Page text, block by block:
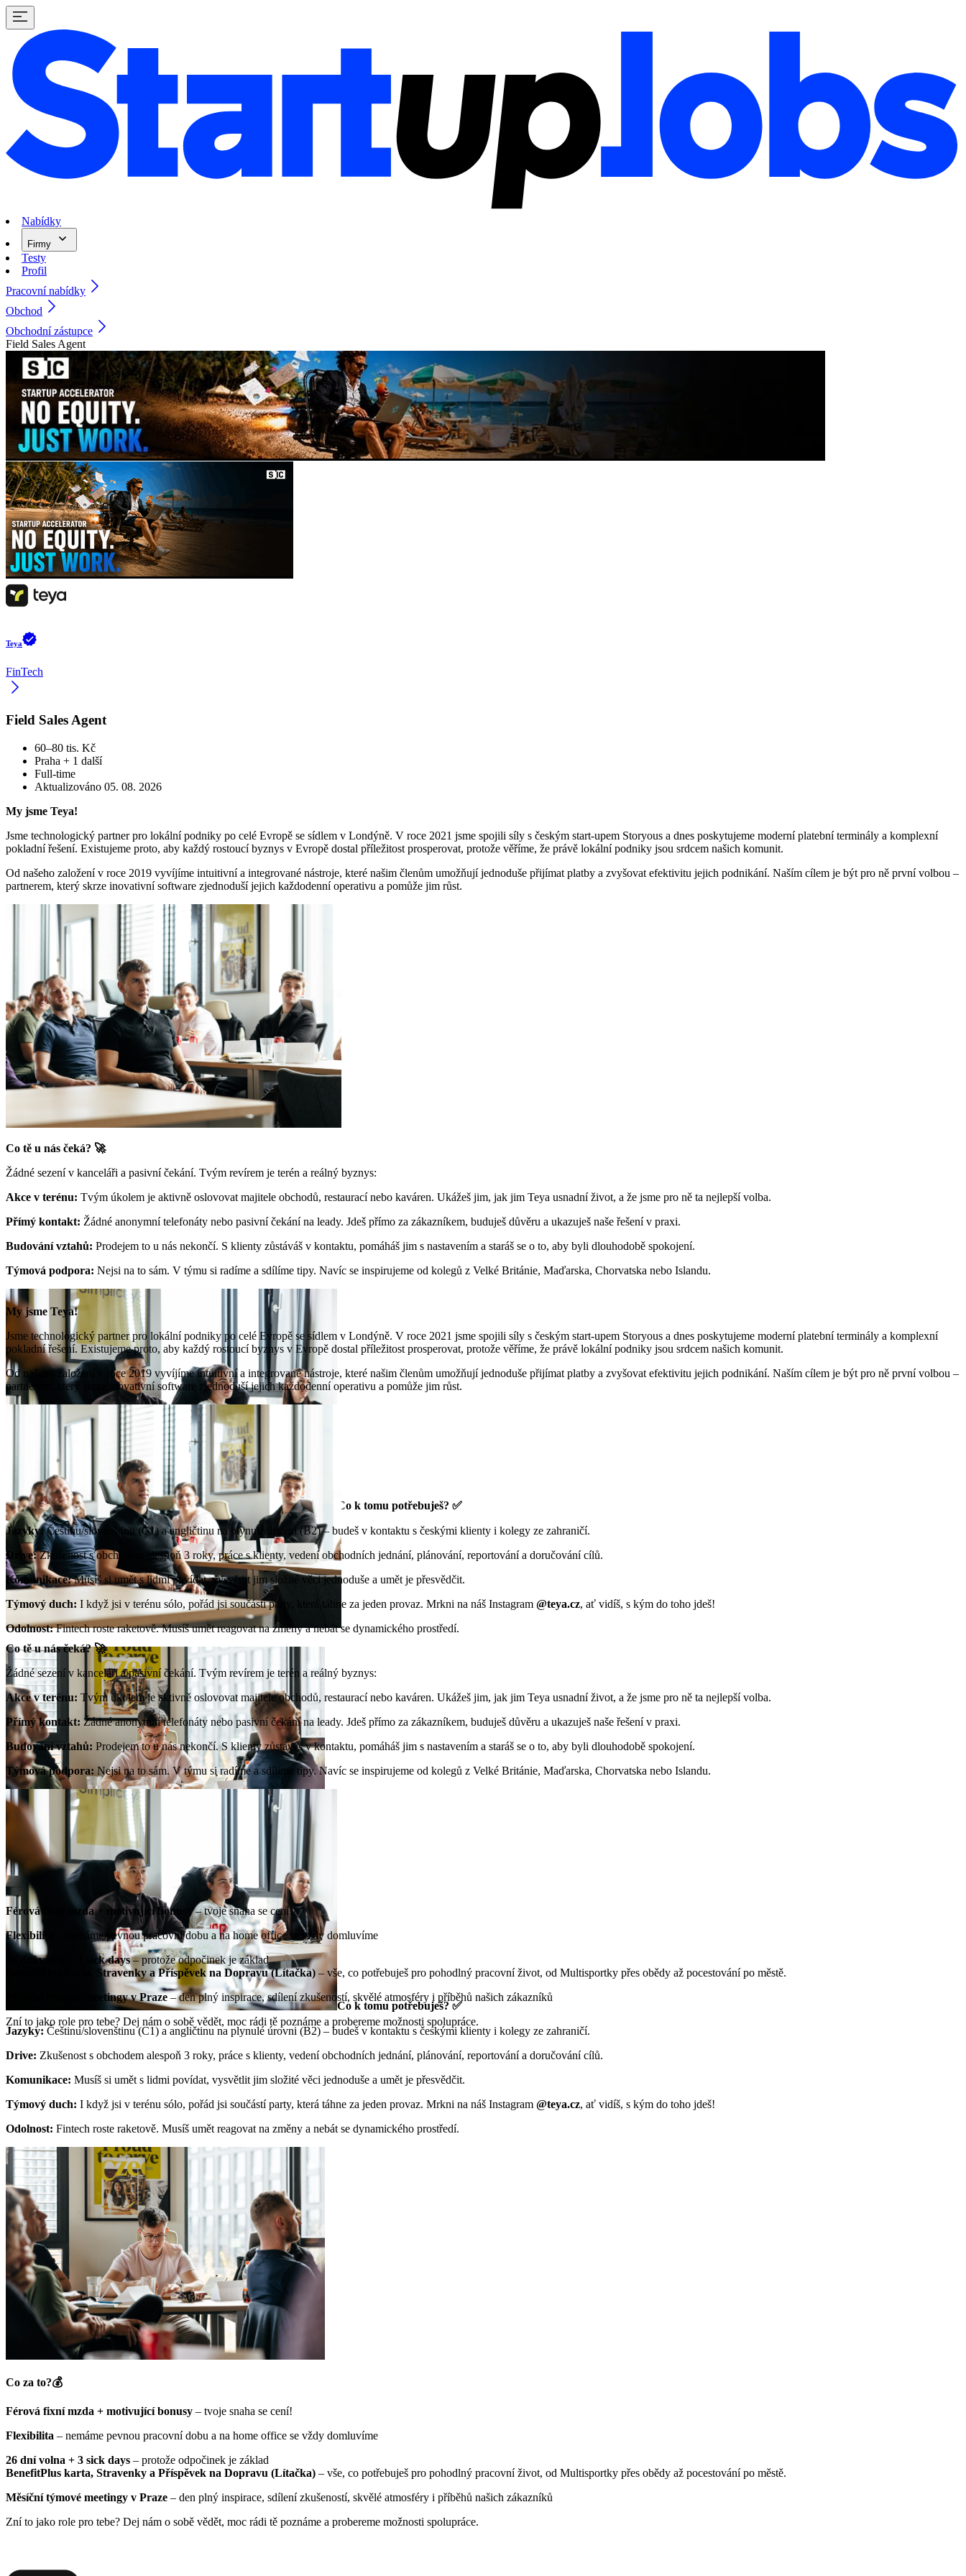
Nabídky
Firmy
Testy
Profil
Pracovní nabídky
Obchod
Obchodní zástupce
Field Sales Agent
Teya
FinTech
Field Sales Agent
60–80 tis. Kč
Praha + 1 další
Full-time
Aktualizováno 05. 08. 2026
My jsme Teya!
Jsme technologický partner pro lokální podniky po celé Evropě se sídlem v Londýně. V roce 2021 jsme spojili síly s českým start-upem Storyous a dnes poskytujeme moderní platební terminály a komplexní
pokladní řešení. Existujeme proto, aby každý rostoucí byznys v Evropě dostal příležitost prosperovat, protože věříme, že právě lokální podniky jsou srdcem našich komunit.
Od našeho založení v roce 2019 vyvíjíme intuitivní a integrované nástroje, které našim členům umožňují jednoduše přijímat platby a zvyšovat efektivitu jejich podnikání. Naším cílem je být pro ně první volbou –
partnerem, který skrze inovativní software zjednoduší jejich každodenní operativu a pomůže jim růst.
Co tě u nás čeká? 🚀
Žádné sezení v kanceláři a pasivní čekání. Tvým revírem je terén a reálný byznys:
Akce v terénu: Tvým úkolem je aktivně oslovovat majitele obchodů, restaurací nebo kaváren. Ukážeš jim, jak jim Teya usnadní život, a že jsme pro ně ta nejlepší volba.
Přímý kontakt: Žádné anonymní telefonáty nebo pasivní čekání na leady. Jdeš přímo za zákazníkem, buduješ důvěru a ukazuješ naše řešení v praxi.
Budování vztahů: Prodejem to u nás nekončí. S klienty zůstáváš v kontaktu, pomáháš jim s nastavením a staráš se o to, aby byli dlouhodobě spokojení.
Týmová podpora: Nejsi na to sám. V týmu si radíme a sdílíme tipy. Navíc se inspirujeme od kolegů z Velké Británie, Maďarska, Chorvatska nebo Islandu.
Co k tomu potřebuješ? ✅
Jazyky:Češtinu/slovenštinu (C1) a angličtinu na plynulé úrovni (B2) – budeš v kontaktu s českými klienty i kolegy ze zahraničí.
Drive:Zkušenost s obchodem alespoň 3 roky, práce s klienty, vedení obchodních jednání, plánování, reportování a doručování cílů.
Komunikace:Musíš si umět s lidmi povídat, vysvětlit jim složité věci jednoduše a umět je přesvědčit.
Týmový duch: I když jsi v terénu sólo, pořád jsi součástí party, která táhne za jeden provaz. Mrkni na náš Instagram @teya.cz, ať vidíš, s kým do toho jdeš!
Odolnost:Fintech roste raketově. Musíš umět reagovat na změny a nebát se dynamického prostředí.
Co za to?💰
Férová fixní mzda + motivující bonusy– tvoje snaha se cení!
Flexibilita
– nemáme pevnou pracovní dobu a na home office se vždy domluvíme
26 dní volna + 3 sick days– protože odpočinek je základ
BenefitPlus karta, Stravenky a Příspěvek na Dopravu (Lítačka)– vše, co potřebuješ pro pohodlný pracovní život, od Multisportky přes obědy až pocestování po městě.
Měsíční týmové meetingy v Praze– den plný inspirace, sdílení zkušeností, skvělé atmosféry i příběhů našich zákazníků
Zní to jako role pro tebe? Dej nám o sobě vědět, moc rádi tě poznáme a probereme možnosti spolupráce.
My jsme Teya!
Jsme technologický partner pro lokální podniky po celé Evropě se sídlem v Londýně. V roce 2021 jsme spojili síly s českým start-upem Storyous a dnes poskytujeme moderní platební terminály a komplexní
pokladní řešení. Existujeme proto, aby každý rostoucí byznys v Evropě dostal příležitost prosperovat, protože věříme, že právě lokální podniky jsou srdcem našich komunit.
Od našeho založení v roce 2019 vyvíjíme intuitivní a integrované nástroje, které našim členům umožňují jednoduše přijímat platby a zvyšovat efektivitu jejich podnikání. Naším cílem je být pro ně první volbou –
partnerem, který skrze inovativní software zjednoduší jejich každodenní operativu a pomůže jim růst.
Co tě u nás čeká? 🚀
Žádné sezení v kanceláři a pasivní čekání. Tvým revírem je terén a reálný byznys:
Akce v terénu: Tvým úkolem je aktivně oslovovat majitele obchodů, restaurací nebo kaváren. Ukážeš jim, jak jim Teya usnadní život, a že jsme pro ně ta nejlepší volba.
Přímý kontakt: Žádné anonymní telefonáty nebo pasivní čekání na leady. Jdeš přímo za zákazníkem, buduješ důvěru a ukazuješ naše řešení v praxi.
Budování vztahů: Prodejem to u nás nekončí. S klienty zůstáváš v kontaktu, pomáháš jim s nastavením a staráš se o to, aby byli dlouhodobě spokojení.
Týmová podpora:Nejsi na to sám. V týmu si radíme a sdílíme tipy. Navíc se inspirujeme od kolegů z Velké Británie, Maďarska, Chorvatska nebo Islandu.
Co k tomu potřebuješ? ✅
Jazyky: Češtinu/slovenštinu (C1) a angličtinu na plynulé úrovni (B2) – budeš v kontaktu s českými klienty i kolegy ze zahraničí.
Drive: Zkušenost s obchodem alespoň 3 roky, práce s klienty, vedení obchodních jednání, plánování, reportování a doručování cílů.
Komunikace: Musíš si umět s lidmi povídat, vysvětlit jim složité věci jednoduše a umět je přesvědčit.
Týmový duch: I když jsi v terénu sólo, pořád jsi součástí party, která táhne za jeden provaz. Mrkni na náš Instagram @teya.cz, ať vidíš, s kým do toho jdeš!
Odolnost: Fintech roste raketově. Musíš umět reagovat na změny a nebát se dynamického prostředí.
Co za to?💰
Férová fixní mzda + motivující bonusy – tvoje snaha se cení!
Flexibilita – nemáme pevnou pracovní dobu a na home office se vždy domluvíme
26 dní volna + 3 sick days – protože odpočinek je základ
BenefitPlus karta, Stravenky a Příspěvek na Dopravu (Lítačka) – vše, co potřebuješ pro pohodlný pracovní život, od Multisportky přes obědy až pocestování po městě.
Měsíční týmové meetingy v Praze – den plný inspirace, sdílení zkušeností, skvělé atmosféry i příběhů našich zákazníků
Zní to jako role pro tebe? Dej nám o sobě vědět, moc rádi tě poznáme a probereme možnosti spolupráce.